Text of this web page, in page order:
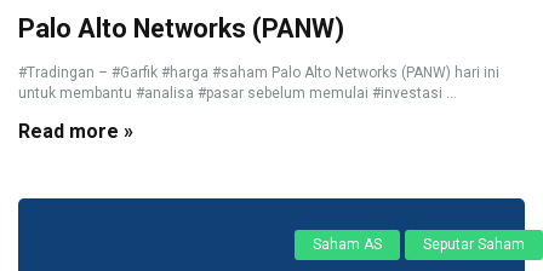
Palo Alto Networks (PANW)
#Tradingan – #Garfik #harga #saham Palo Alto Networks (PANW) hari ini
untuk membantu #analisa #pasar sebelum memulai #investasi ...
Read more »
Saham AS Seputar Saham